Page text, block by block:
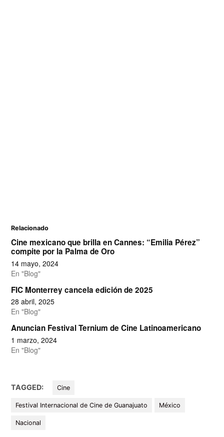
Relacionado
Cine mexicano que brilla en Cannes: “Emilia Pérez”
compite por la Palma de Oro
14 mayo, 2024
En "Blog"
FIC Monterrey cancela edición de 2025
28 abril, 2025
En "Blog"
Anuncian Festival Ternium de Cine Latinoamericano
1 marzo, 2024
En "Blog"
TAGGED: Cine
Festival Internacional de Cine de Guanajuato México
Nacional